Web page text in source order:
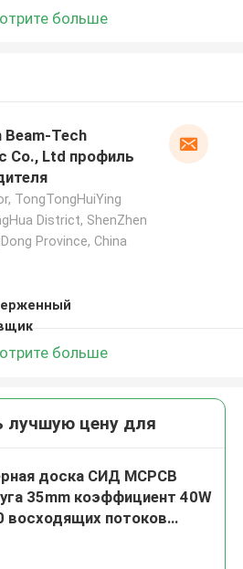
больше
Beam-Tech
Co., Ltd профиль
TongTongHuiYing
District, ShenZhen
Province, China
больше
лучшую цену для
доска СИД MCPCB
35mm коэффициент 40W
восходящих потоков